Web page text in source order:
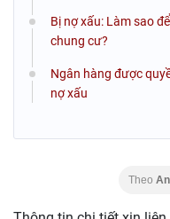
Bị nợ xấu: Làm sao
chung cư?
Ngân hàng được
nợ xấu
Theo